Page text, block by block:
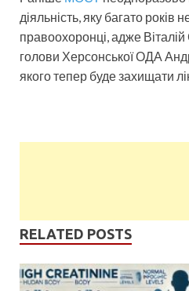
діяльність, яку багато років
правоохоронці, адже
голови Херсонської ОДА
якого тепер буде захищати
RELATED POSTS